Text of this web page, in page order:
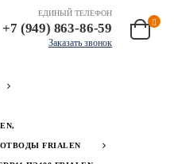
ЕДИНЫЙ ТЕЛЕФОН
+7 (949) 863-86-59
Заказать звонок
,
FRIALEN